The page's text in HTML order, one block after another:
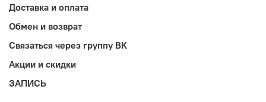
Доставка и оплата
Обмен и возврат
Связаться через группу ВК
Акции и скидки
ЗАПИСЬ